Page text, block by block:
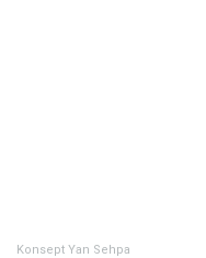
Konsept Yan Sehpa